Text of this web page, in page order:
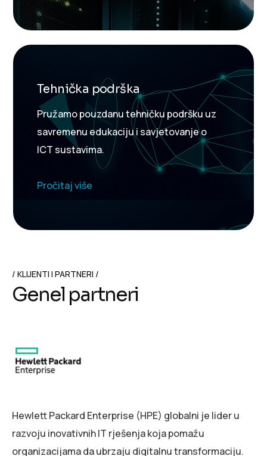
Tehnička podrška
Pružamo pouzdanu tehničku podršku uz
savremenu edukaciju i savjetovanje o
ICT sustavima.
Pročitaj više
KLIJENTI I PARTNERI
Genel partneri
Hewlett Packard Enterprise (HPE) globalni je lider u
razvoju inovativnih IT rješenja koja pomažu
organizacijama da ubrzaju digitalnu transformaciju.